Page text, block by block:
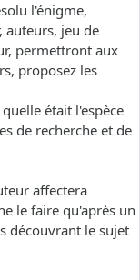
l'énigme,
auteurs, jeu de
permettront aux
proposez les
était l'espèce
de recherche et de
affectera
le faire qu'après un
découvrant le sujet